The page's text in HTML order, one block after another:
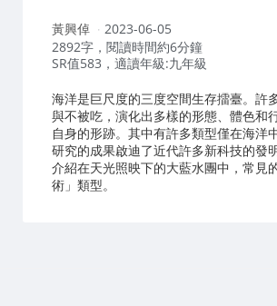
作
者：
黃興倬
2023-06-05
2892字，閱讀時間約6分鐘
SR值583，適讀年級:九年級
海洋是巨尺度的三度空間生存擂臺。許
與不被吃，演化出多樣的形態、體色和
自身的形跡。其中有許多類型僅在海洋
研究的成果啟迪了近代許多新科技的發
介紹在天光照映下的大藍水團中，常見
術」類型。